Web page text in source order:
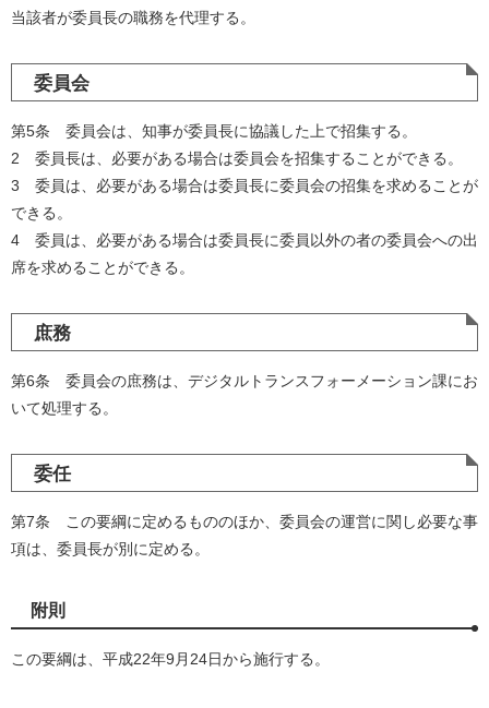
当該者が委員長の職務を代理する。
委員会
第5条 委員会は、知事が委員長に協議した上で招集する。
2 委員長は、必要がある場合は委員会を招集することができる。
3 委員は、必要がある場合は委員長に委員会の招集を求めることが
できる。
4 委員は、必要がある場合は委員長に委員以外の者の委員会への出
席を求めることができる。
庶務
第6条 委員会の庶務は、デジタルトランスフォーメーション課にお
いて処理する。
委任
第7条 この要綱に定めるもののほか、委員会の運営に関し必要な事
項は、委員長が別に定める。
附則
この要綱は、平成22年9月24日から施行する。